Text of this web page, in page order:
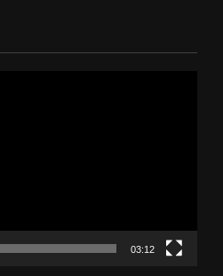
03:12